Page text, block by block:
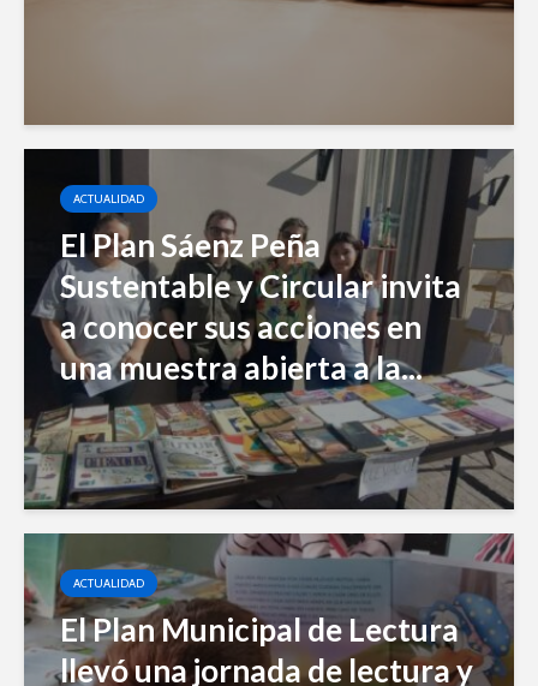
ACTUALIDAD
El Plan Sáenz Peña
Sustentable y Circular invita
a conocer sus acciones en
una muestra abierta a la...
ACTUALIDAD
El Plan Municipal de Lectura
llevó una jornada de lectura y